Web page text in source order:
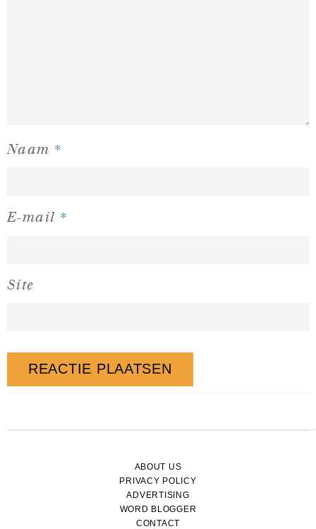
Naam *
E-mail *
Site
ABOUT US
PRIVACY POLICY
ADVERTISING
WORD BLOGGER
CONTACT